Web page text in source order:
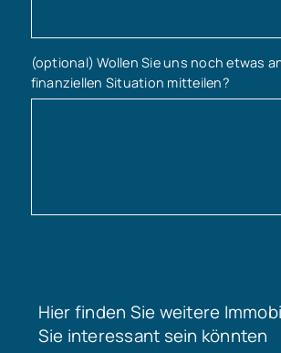
(optional) Wollen Sie uns noch etwas
finanziellen Situation mitteilen?
Hier finden Sie weitere
Sie interessant sein könnten